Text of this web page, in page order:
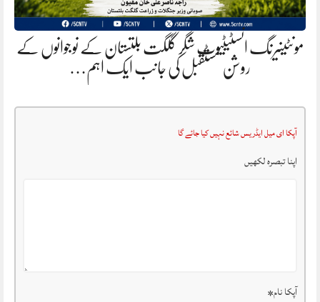
مونٹینیرنگ انسٹیٹیوٹ شگر گلگت بلتستان کے نوجوانوں کے
روشن مستقبل کی جانب ایک اہم…
آپکا ای میل ایڈریس شائع نہیں کیا جائے گا
اپنا تبصرہ لکھیں
آپکا نام*